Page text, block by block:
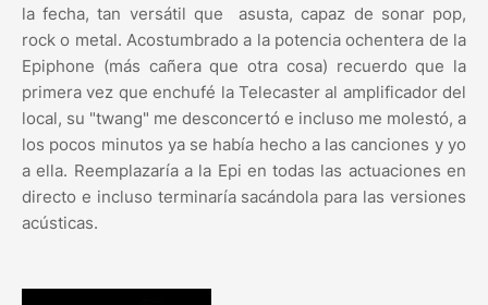
la fecha, tan versátil que asusta, capaz de sonar pop,
rock o metal. Acostumbrado a la potencia ochentera de la
Epiphone (más cañera que otra cosa) recuerdo que la
primera vez que enchufé la Telecaster al amplificador del
local, su "twang" me desconcertó e incluso me molestó, a
los pocos minutos ya se había hecho a las canciones y yo
a ella. Reemplazaría a la Epi en todas las actuaciones en
directo e incluso terminaría sacándola para las versiones
acústicas.